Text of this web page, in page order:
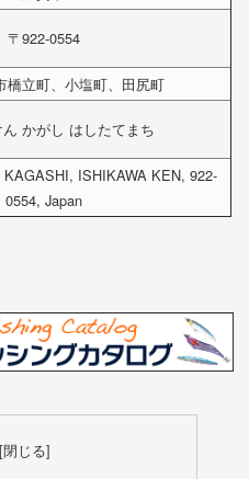
〒922-0554
橋立町、小塩町、田尻町
かがし はしたてまち
ISHIKAWA KEN, 922-
0554, Japan